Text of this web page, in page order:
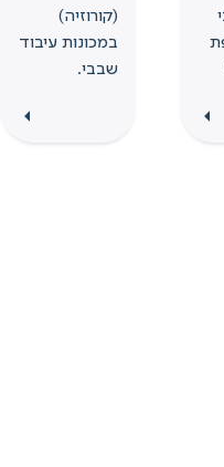
(קורוזיה)
במכונות עיבוד
שבבי.